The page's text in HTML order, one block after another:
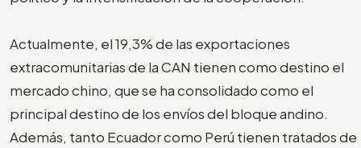
Actualmente, el 19,3% de las exportaciones
extracomunitarias de la CAN tienen como destino el
mercado chino, que se ha consolidado como el
principal destino de los envíos del bloque andino.
Además, tanto Ecuador como Perú tienen tratados de